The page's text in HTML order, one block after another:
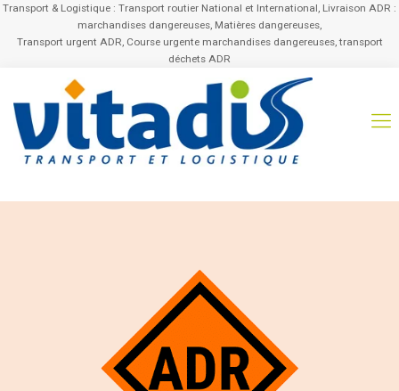
Transport & Logistique : Transport routier National et International, Livraison ADR :
marchandises dangereuses, Matières dangereuses,
Transport urgent ADR, Course urgente marchandises dangereuses, transport
déchets ADR